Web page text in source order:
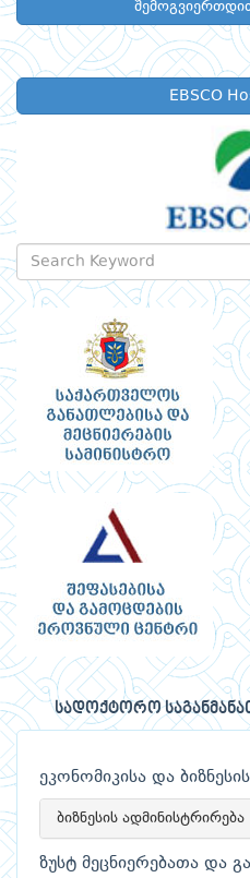
EBSCO
სადოქტორო
ეკონომიკისა და
ბიზნესის ადმინისტრირება
ზუსტ მეცნიერებათა და